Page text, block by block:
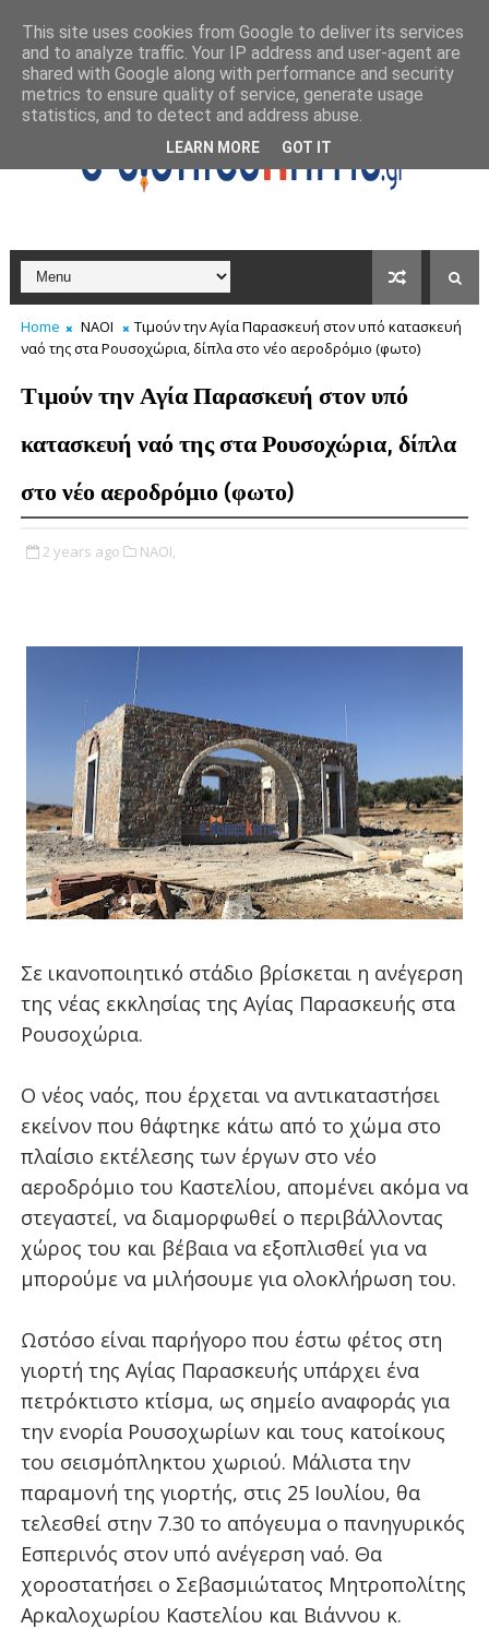
Home ΝΑΟΙ
Τιμούν την Αγία Παρασκευή στον υπό κατασκευή
ναό της στα Ρουσοχώρια, δίπλα στο νέο αεροδρόμιο (φωτο)
Τιμούν την Αγία Παρασκευή στον υπό
κατασκευή ναό της στα Ρουσοχώρια, δίπλα
στο νέο αεροδρόμιο (φωτο)
2 years ago ΝΑΟΙ,
Σε ικανοποιητικό στάδιο βρίσκεται η ανέγερση
της νέας εκκλησίας της Αγίας Παρασκευής στα
Ρουσοχώρια.
Ο νέος ναός, που έρχεται να αντικαταστήσει
εκείνον που θάφτηκε κάτω από το χώμα στο
πλαίσιο εκτέλεσης των έργων στο νέο
αεροδρόμιο του Καστελίου, απομένει ακόμα να
στεγαστεί, να διαμορφωθεί ο περιβάλλοντας
χώρος του και βέβαια να εξοπλισθεί για να
μπορούμε να μιλήσουμε για ολοκλήρωση του.
Ωστόσο είναι παρήγορο που έστω φέτος στη
γιορτή της Αγίας Παρασκευής υπάρχει ένα
πετρόκτιστο κτίσμα, ως σημείο αναφοράς για
την ενορία Ρουσοχωρίων και τους κατοίκους
του σεισμόπληκτου χωριού. Μάλιστα την
παραμονή της γιορτής, στις 25 Ιουλίου, θα
τελεσθεί στην 7.30 το απόγευμα ο πανηγυρικός
Εσπερινός στον υπό ανέγερση ναό. Θα
χοροστατήσει ο Σεβασμιώτατος Μητροπολίτης
Αρκαλοχωρίου Καστελίου και Βιάννου κ.
This site uses cookies from Google to deliver its services
and to analyze traffic. Your IP address and user-agent are
shared with Google along with performance and security
metrics to ensure quality of service, generate usage
statistics, and to detect and address abuse.
LEARN MORE GOT IT